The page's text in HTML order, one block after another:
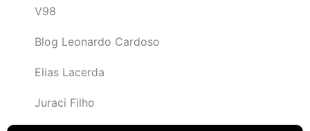
V98
Blog Leonardo Cardoso
Elias Lacerda
Juraci Filho